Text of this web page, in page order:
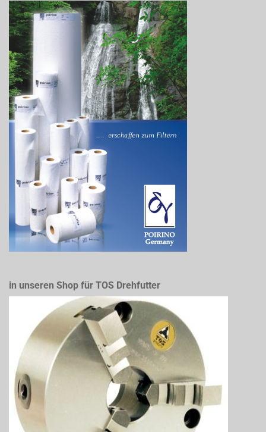
in unseren Shop für TOS Drehfutter